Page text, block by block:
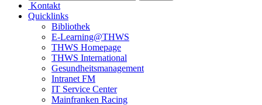
Kontakt
Quicklinks
Bibliothek
E-Learning@THWS
THWS Homepage
THWS International
Gesundheitsmanagement
Intranet FM
IT Service Center
Mainfranken Racing